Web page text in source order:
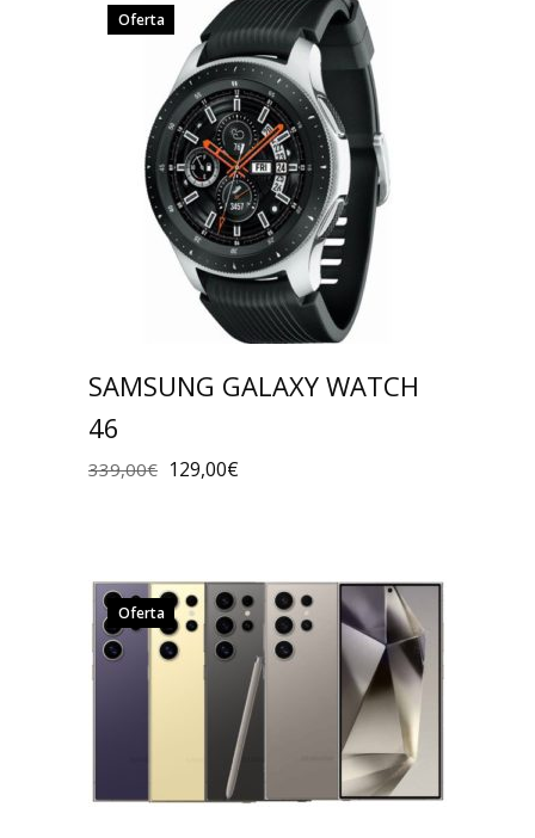
Oferta
SAMSUNG GALAXY WATCH
46
339,00€ 129,00€
Oferta